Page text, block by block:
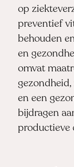
op
preventief
behouden
en
omvat
en een
bijdragen
productieve